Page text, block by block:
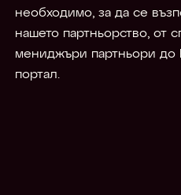
необходимо, за да се
нашето партньорство, от
мениджъри партньори до
портал.